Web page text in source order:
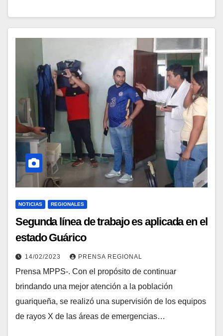
NOTICIAS REGIONALES
Segunda línea de trabajo es aplicada en el
estado Guárico
14/02/2023 PRENSA REGIONAL
Prensa MPPS-. Con el propósito de continuar
brindando una mejor atención a la población
guariqueña, se realizó una supervisión de los equipos
de rayos X de las áreas de emergencias…